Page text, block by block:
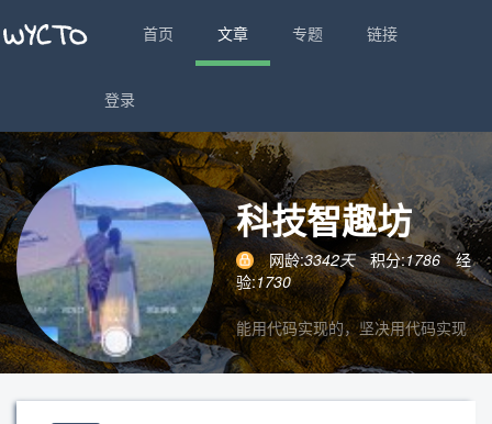
首页 文章 专题 链接
登录
科技智趣坊
网龄:3342天 积分:1786
经
验:1730
能用代码实现的，坚决用代码实现